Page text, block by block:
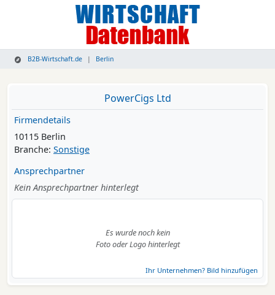
B2B-Wirtschaft.de Berlin
PowerCigs Ltd
Firmendetails
10115 Berlin
Branche: Sonstige
Ansprechpartner
Kein Ansprechpartner hinterlegt
Es wurde noch kein
Foto oder Logo hinterlegt
Ihr Unternehmen? Bild hinzufügen